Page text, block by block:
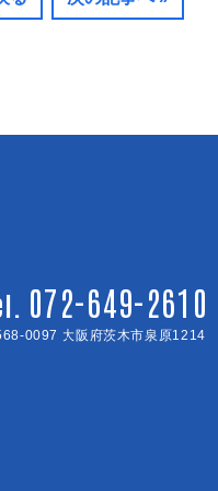
072-649-2610
0097 大阪府茨木市泉原1214